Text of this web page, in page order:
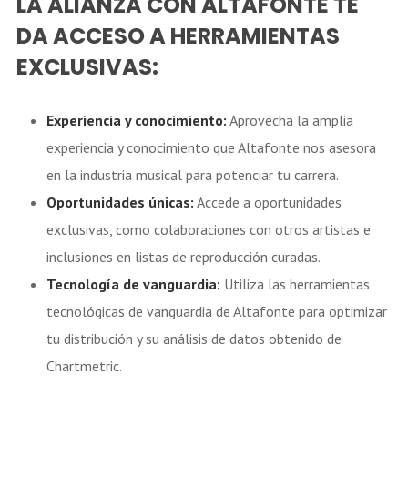
DA ACCESO A HERRAMIENTAS
EXCLUSIVAS:
Experiencia y conocimiento: Aprovecha la amplia
experiencia y conocimiento que Altafonte nos asesora
en la industria musical para potenciar tu carrera.
Oportunidades únicas: Accede a oportunidades
exclusivas, como colaboraciones con otros artistas e
inclusiones en listas de reproducción curadas.
Tecnología de vanguardia: Utiliza las herramientas
tecnológicas de vanguardia de Altafonte para optimizar
tu distribución y su análisis de datos obtenido de
Chartmetric.